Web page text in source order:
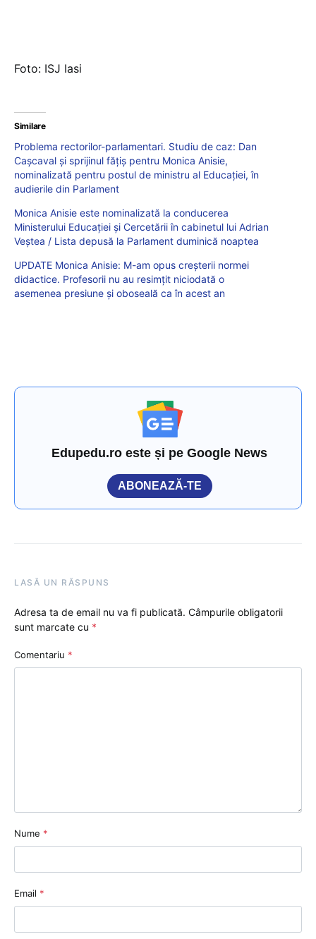
Foto: ISJ Iasi
Similare
Problema rectorilor-parlamentari. Studiu de caz: Dan
Cașcaval și sprijinul fățiș pentru Monica Anisie,
nominalizată pentru postul de ministru al Educației, în
audierile din Parlament
Monica Anisie este nominalizată la conducerea
Ministerului Educației și Cercetării în cabinetul lui Adrian
Veștea / Lista depusă la Parlament duminică noaptea
UPDATE Monica Anisie: M-am opus creșterii normei
didactice. Profesorii nu au resimțit niciodată o
asemenea presiune și oboseală ca în acest an
Edupedu.ro este și pe Google News
ABONEAZĂ-TE
LASĂ UN RĂSPUNS
Adresa ta de email nu va fi publicată. Câmpurile obligatorii
sunt marcate cu *
Comentariu *
Nume *
Email *